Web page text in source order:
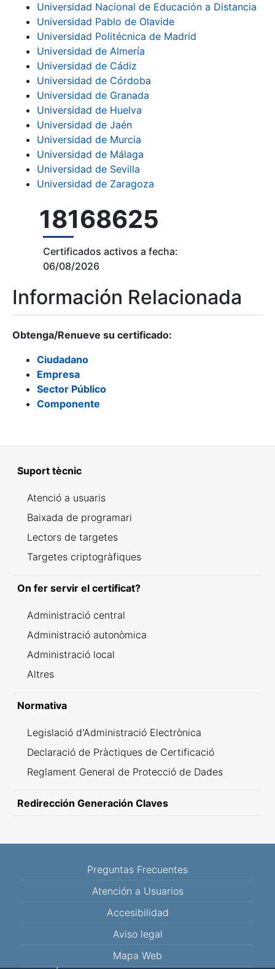
Universidad Nacional de Educación a Distancia
Universidad Pablo de Olavide
Universidad Politécnica de Madrid
Universidad de Almería
Universidad de Cádiz
Universidad de Córdoba
Universidad de Granada
Universidad de Huelva
Universidad de Jaén
Universidad de Murcia
Universidad de Málaga
Universidad de Sevilla
Universidad de Zaragoza
18168625
Certificados activos a fecha:
06/08/2026
Información Relacionada
Obtenga/Renueve su certificado:
Ciudadano
Empresa
Sector Público
Componente
Suport tècnic
Atenció a usuaris
Baixada de programari
Lectors de targetes
Targetes criptogràfiques
On fer servir el certificat?
Administració central
Administració autonòmica
Administració local
Altres
Normativa
Legislació d'Administració Electrònica
Declaració de Pràctiques de Certificació
Reglament General de Protecció de Dades
Redirección Generación Claves
Preguntas Frecuentes
Atención a Usuarios
Accesibilidad
Aviso legal
Mapa Web